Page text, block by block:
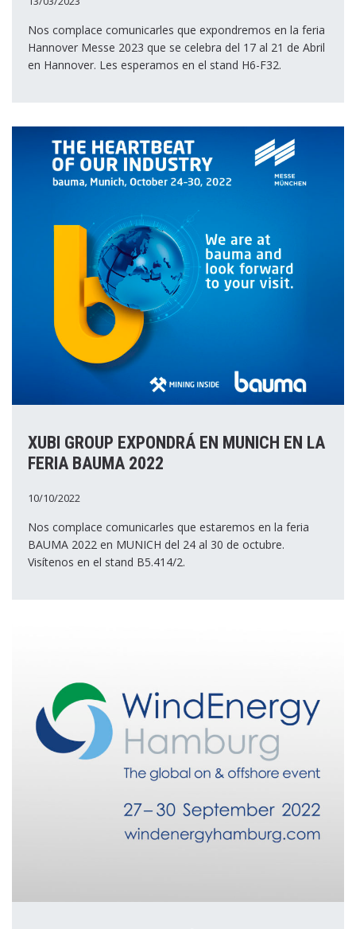
Nos complace comunicarles que expondremos en la feria
Hannover Messe 2023 que se celebra del 17 al 21 de Abril
en Hannover. Les esperamos en el stand H6-F32.
XUBI GROUP EXPONDRÁ EN MUNICH EN LA
FERIA BAUMA 2022
10/10/2022
Nos complace comunicarles que estaremos en la feria
BAUMA 2022 en MUNICH del 24 al 30 de octubre.
Visítenos en el stand B5.414/2.